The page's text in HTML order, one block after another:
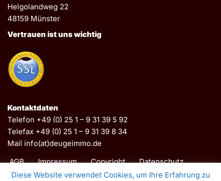
Helgolandweg 22
48159 Münster
Vertrauen ist uns wichtig
Kontaktdaten
Telefon +49 (0) 25 1 – 9 31 39 5 92
Telefax +49 (0) 25 1 – 9 31 39 8 34
Mail info(at)deugeimmo.de
AGB
Impressum Copyright
Datenschutz
Disclaimer
Cookie Policy
Diese Website verwendet Cookies, um Ihre Erfahrung zu